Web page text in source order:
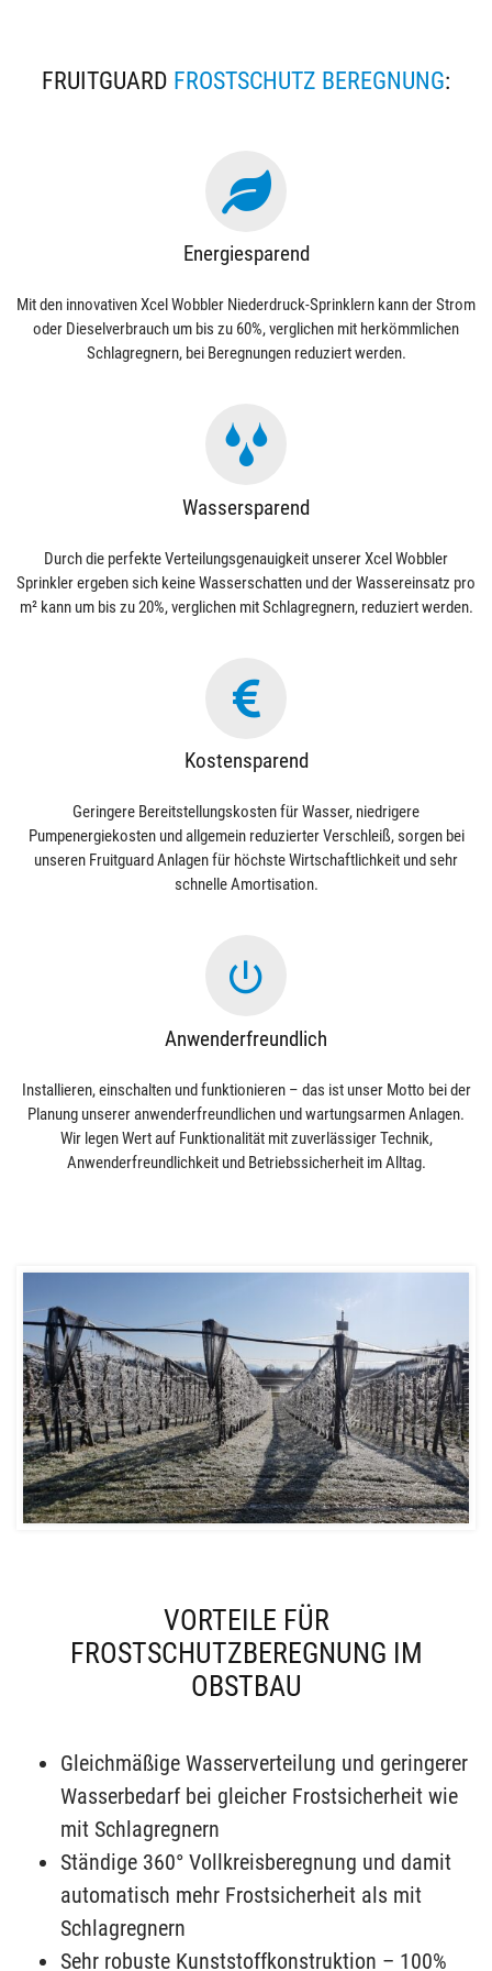
FRUITGUARD FROSTSCHUTZ BEREGNUNG:
Energiesparend
Mit den innovativen Xcel Wobbler Niederdruck-Sprinklern kann der Strom
oder Dieselverbrauch um bis zu 60%, verglichen mit herkömmlichen
Schlagregnern, bei Beregnungen reduziert werden.
Wassersparend
Durch die perfekte Verteilungsgenauigkeit unserer Xcel Wobbler
Sprinkler ergeben sich keine Wasserschatten und der Wassereinsatz pro
m² kann um bis zu 20%, verglichen mit Schlagregnern, reduziert werden.
Kostensparend
Geringere Bereitstellungskosten für Wasser, niedrigere
Pumpenergiekosten und allgemein reduzierter Verschleiß, sorgen bei
unseren Fruitguard Anlagen für höchste Wirtschaftlichkeit und sehr
schnelle Amortisation.
Anwenderfreundlich
Installieren, einschalten und funktionieren – das ist unser Motto bei der
Planung unserer anwenderfreundlichen und wartungsarmen Anlagen.
Wir legen Wert auf Funktionalität mit zuverlässiger Technik,
Anwenderfreundlichkeit und Betriebssicherheit im Alltag.
VORTEILE FÜR
FROSTSCHUTZBEREGNUNG IM
OBSTBAU
Gleichmäßige Wasserverteilung und geringerer
Wasserbedarf bei gleicher Frostsicherheit wie
mit Schlagregnern
Ständige 360° Vollkreisberegnung und damit
automatisch mehr Frostsicherheit als mit
Schlagregnern
Sehr robuste Kunststoffkonstruktion – 100%